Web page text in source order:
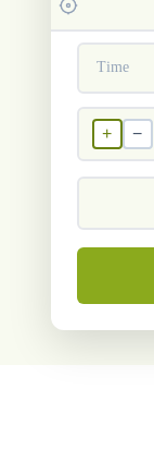
Time
−
+